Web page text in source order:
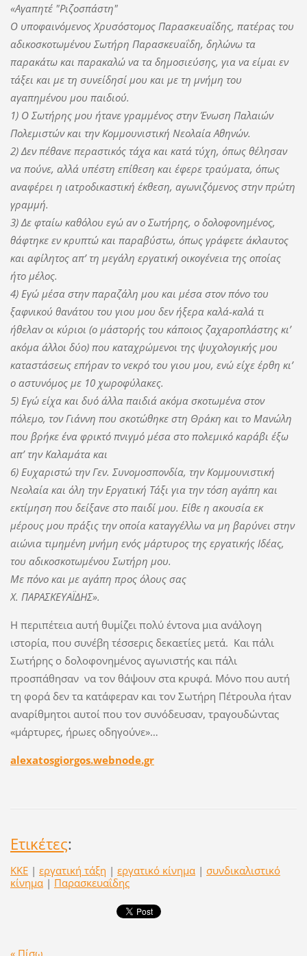
«Αγαπητέ "Ριζοσπάστη"
Ο υποφαινόμενος Χρυσόστομος Παρασκευαΐδης, πατέρας του
αδικοσκοτωμένου Σωτήρη Παρασκευαΐδη, δηλώνω τα
παρακάτω και παρακαλώ να τα δημοσιεύσης, για να είμαι εν
τάξει και με τη συνείδησί μου και με τη μνήμη του
αγαπημένου μου παιδιού.
1) Ο Σωτήρης μου ήτανε γραμμένος στην Ένωση Παλαιών
Πολεμιστών και την Κομμουνιστική Νεολαία Αθηνών.
2) Δεν πέθανε περαστικός τάχα και κατά τύχη, όπως θέλησαν
να πούνε, αλλά υπέστη επίθεση και έφερε τραύματα, όπως
αναφέρει η ιατροδικαστική έκθεση, αγωνιζόμενος στην πρώτη
γραμμή.
3) Δε φταίω καθόλου εγώ αν ο Σωτήρης, ο δολοφονημένος,
θάφτηκε εν κρυπτώ και παραβύστω, όπως γράφετε άκλαυτος
και αφίλητος απ’ τη μεγάλη εργατική οικογένεια της οποίας
ήτο μέλος.
4) Εγώ μέσα στην παραζάλη μου και μέσα στον πόνο του
ξαφνικού θανάτου του γιου μου δεν ήξερα καλά-καλά τι
ήθελαν οι κύριοι (ο μάστορής του κάποιος ζαχαροπλάστης κι’
ακόμα άλλοι δύο) που καταχρώμενοι της ψυχολογικής μου
καταστάσεως επήραν το νεκρό του γιου μου, ενώ είχε έρθη κι’
ο αστυνόμος με 10 χωροφύλακες.
5) Εγώ είχα και δυό άλλα παιδιά ακόμα σκοτωμένα στον
πόλεμο, τον Γιάννη που σκοτώθηκε στη Θράκη και το Μανώλη
που βρήκε ένα φρικτό πνιγμό μέσα στο πολεμικό καράβι έξω
απ’ την Καλαμάτα και
6) Ευχαριστώ την Γεν. Συνομοσπονδία, την Κομμουνιστική
Νεολαία και όλη την Εργατική Τάξι για την τόση αγάπη και
εκτίμηση που δείξανε στο παιδί μου. Είθε η ακουσία εκ
μέρους μου πράξις την οποία καταγγέλλω να μη βαρύνει στην
αιώνια τιμημένη μνήμη ενός μάρτυρος της εργατικής Ιδέας,
του αδικοσκοτωμένου Σωτήρη μου.
Με πόνο και με αγάπη προς όλους σας
Χ. ΠΑΡΑΣΚΕΥΑΪΔΗΣ».
Η περιπέτεια αυτή θυμίζει πολύ έντονα μια ανάλογη
ιστορία, που συνέβη τέσσερις δεκαετίες μετά. Και πάλι
Σωτήρης ο δολοφονημένος αγωνιστής και πάλι
προσπάθησαν να τον θάψουν στα κρυφά. Μόνο που αυτή
τη φορά δεν τα κατάφεραν και τον Σωτήρη Πέτρουλα ήταν
αναρίθμητοι αυτοί που τον συνόδευσαν, τραγουδώντας
«μάρτυρες, ήρωες οδηγούνε»…
alexatosgiorgos.webnode.gr
Ετικέτες:
ΚΚΕ | εργατική τάξη | εργατικό κίνημα | συνδικαλιστικό
κίνημα | Παρασκευαΐδης
« Πίσω